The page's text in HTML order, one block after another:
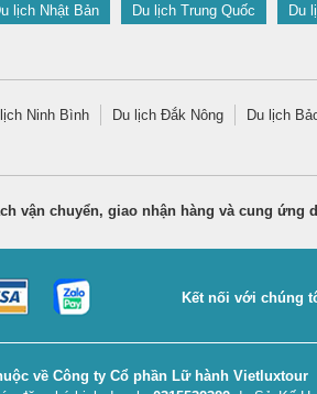
lịch Nhật Bản Du lịch Trung Quốc Du
Ninh Bình Du lịch Đắk Nông Du lịch
vận chuyển, giao nhận hàng và cung ứng
Kết nối với chúng
về Công ty Cổ phần Lữ hành Vietluxtour